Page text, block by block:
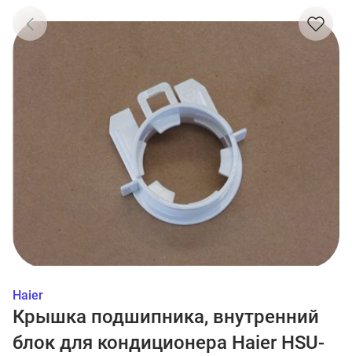
Haier
Крышка подшипника, внутренний
блок для кондиционера Haier HSU-